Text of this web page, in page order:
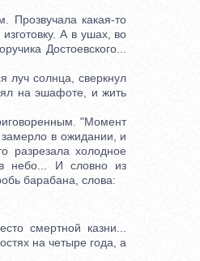
Прозвучала какая-то
А в ушах, во
Достоевского...
солнца, сверкнул
на эшафоте, и жить
"Момент
в ожидании, и
разрезала холодное
в небо... И словно из
барабана, слова:
смертной казни...
на четыре года, а